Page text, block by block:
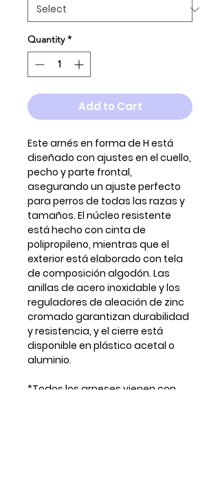
Quantity *
Add to Cart
Este arnés en forma de H está
diseñado con ajustes en el cuello,
pecho y parte frontal,
asegurando un ajuste perfecto
para perros de todas las razas y
tamaños. El núcleo resistente
está hecho con cinta de
polipropileno, mientras que el
exterior está elaborado con tela
de composición algodón. Las
anillas de acero inoxidable y los
reguladores de aleación de zinc
cromado garantizan durabilidad
y resistencia, y el cierre está
disponible en plástico acetal o
aluminio.
*Todos los arneses vienen con